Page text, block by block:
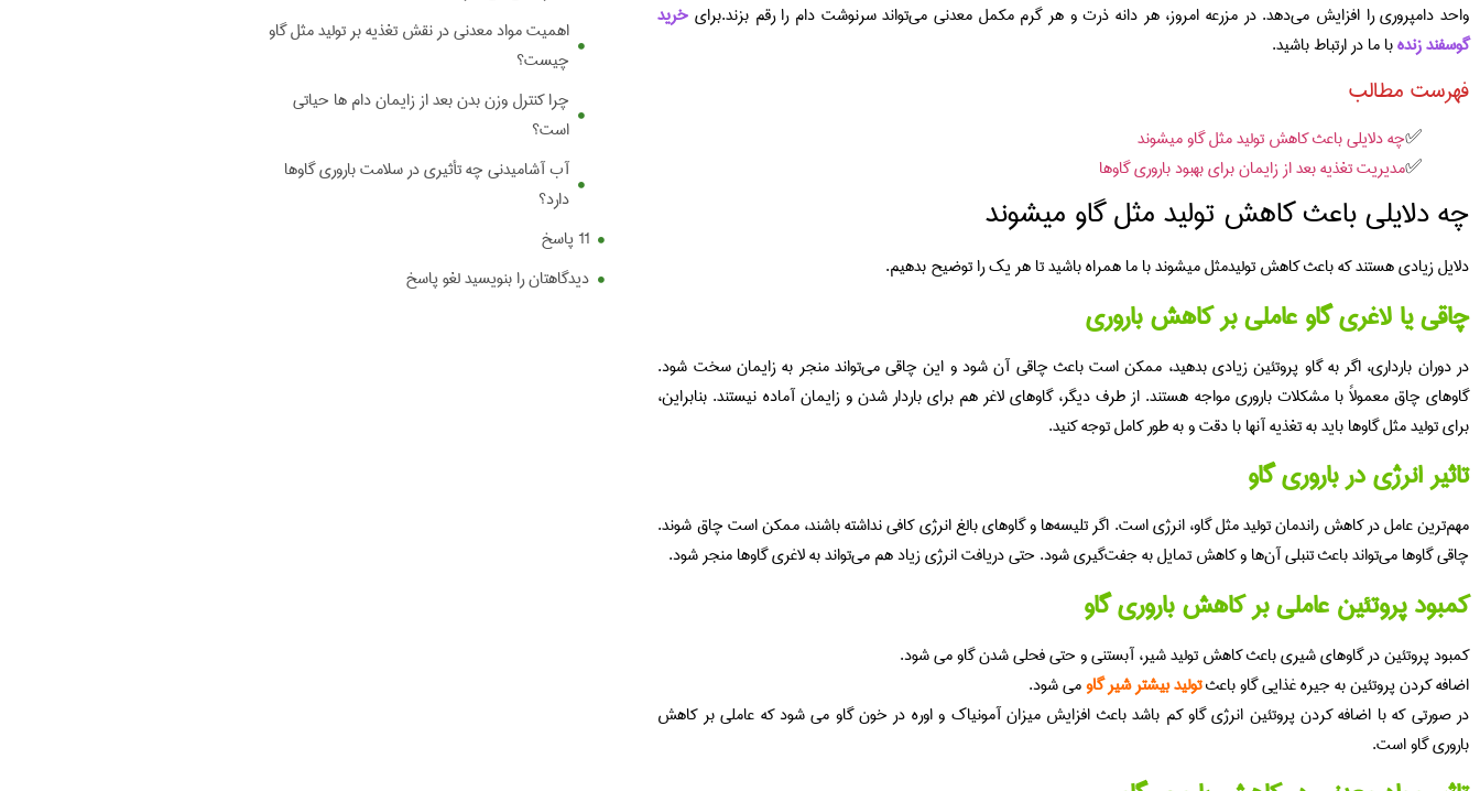
واحد دامپروری را افزایش می‌دهد. در مزرعه امروز، هر دانه ذرت و هر گرم مکمل معدنی می‌تواند سرنوشت دام را رقم بزند.برای خرید
گوسفند زندهبا ما در ارتباط باشید.
فهرست مطالب
چه دلایلی باعث کاهش تولید مثل گاو میشوند
مدیریت تغذیه بعد از زایمان برای بهبود باروری گاوها
چه دلایلی باعث کاهش تولید مثل گاو میشوند
دلایل زیادی هستند که باعث کاهش تولیدمثل میشوند با ما همراه باشید تا هر یک را توضیح بدهیم.
چاقی یا لاغری گاو عاملی بر کاهش باروری
در دوران بارداری، اگر به گاو پروتئین زیادی بدهید، ممکن است باعث چاقی آن شود و این چاقی می‌تواند منجر به زایمان سخت شود.
گاوهای چاق معمولاً با مشکلات باروری مواجه هستند. از طرف دیگر، گاوهای لاغر هم برای باردار شدن و زایمان آماده نیستند. بنابراین،
برای تولید مثل گاوها باید به تغذیه آنها با دقت و به طور کامل توجه کنید.
تاثیر انرژی در باروری گاو
مهم‌ترین عامل در کاهش راندمان تولید مثل گاو، انرژی است. اگر تلیسه‌ها و گاوهای بالغ انرژی کافی نداشته باشند، ممکن است چاق شوند.
چاقی گاوها می‌تواند باعث تنبلی آن‌ها و کاهش تمایل به جفت‌گیری شود. حتی دریافت انرژی زیاد هم می‌تواند به لاغری گاوها منجر شود.
کمبود پروتئین عاملی بر کاهش باروری گاو
کمبود پروتئین در گاوهای شیری باعث کاهش تولید شیر، آبستنی و حتی فحلی شدن گاو می شود.
اضافه کردن پروتئین به جیره غذایی گاو باعثتولید بیشتر شیر گاومی شود.
در صورتی که با اضافه کردن پروتئین انرژی گاو کم باشد باعث افزایش میزان آمونیاک و اوره در خون گاو می شود که عاملی بر کاهش
باروری گاو است.
اهمیت مواد معدنی در نقش تغذیه بر تولید مثل گاو
چیست؟
چرا کنترل وزن بدن بعد از زایمان دام ها حیاتی
است؟
آب آشامیدنی چه تأثیری در سلامت باروری گاوها
دارد؟
11 پاسخ
دیدگاهتان را بنویسید لغو پاسخ